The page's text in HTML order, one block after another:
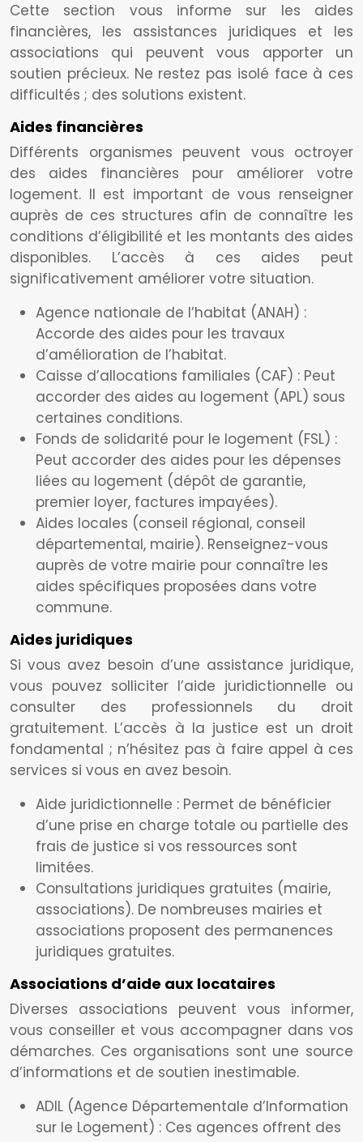
Cette section vous informe sur les aides
financières, les assistances juridiques et les
associations qui peuvent vous apporter un
soutien précieux. Ne restez pas isolé face à ces
difficultés ; des solutions existent.
Aides financières
Différents organismes peuvent vous octroyer
des aides financières pour améliorer votre
logement. Il est important de vous renseigner
auprès de ces structures afin de connaître les
conditions d’éligibilité et les montants des aides
disponibles. L’accès à ces aides peut
significativement améliorer votre situation.
Agence nationale de l’habitat (ANAH) :
Accorde des aides pour les travaux
d’amélioration de l’habitat.
Caisse d’allocations familiales (CAF) : Peut
accorder des aides au logement (APL) sous
certaines conditions.
Fonds de solidarité pour le logement (FSL) :
Peut accorder des aides pour les dépenses
liées au logement (dépôt de garantie,
premier loyer, factures impayées).
Aides locales (conseil régional, conseil
départemental, mairie). Renseignez-vous
auprès de votre mairie pour connaître les
aides spécifiques proposées dans votre
commune.
Aides juridiques
Si vous avez besoin d’une assistance juridique,
vous pouvez solliciter l’aide juridictionnelle ou
consulter des professionnels du droit
gratuitement. L’accès à la justice est un droit
fondamental ; n’hésitez pas à faire appel à ces
services si vous en avez besoin.
Aide juridictionnelle : Permet de bénéficier
d’une prise en charge totale ou partielle des
frais de justice si vos ressources sont
limitées.
Consultations juridiques gratuites (mairie,
associations). De nombreuses mairies et
associations proposent des permanences
juridiques gratuites.
Associations d’aide aux locataires
Diverses associations peuvent vous informer,
vous conseiller et vous accompagner dans vos
démarches. Ces organisations sont une source
d’informations et de soutien inestimable.
ADIL (Agence Départementale d’Information
sur le Logement) : Ces agences offrent des